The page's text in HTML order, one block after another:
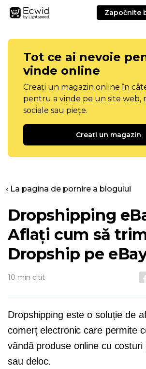
Započnite
Tot ce ai nevoie
vinde online
Creați un magazin online în
pentru a vinde pe un site web,
sociale sau piețe.
Creați un magazin
‹ La pagina de pornire a blogului
Dropshipping
Aflați cum să
Dropship pe
10 min citit
Dropshipping este o soluție de
comerț electronic care permite
vândă produse online cu costuri
sau deloc.